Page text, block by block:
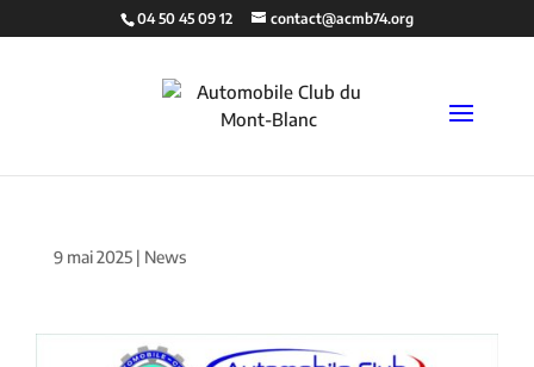
04 50 45 09 12 contact@acmb74.org
9 mai 2025| News